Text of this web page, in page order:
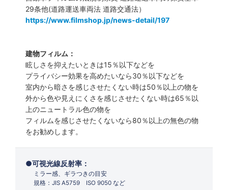
29条他(道路運送車両法 道路交通法）
https://www.filmshop.jp/news-detail/197
建物フィルム：
眩しさを抑えたいときは15％以下などを
プライバシー効果を高めたいなら30％以下などを
室内から暗さを感じさせたくない時は50％以上の物を
外から色や見えにくさを感じさせたくない時は65％以
上のニュートラル色の物を
フィルムを感じさせたくないなら80％以上の無色の物
をお勧めします。
可視光線反射率：
ミラー感、ギラつきの目安
規格：JIS A5759 ISO 9050 など